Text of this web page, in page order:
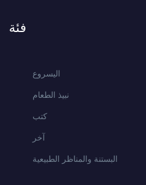
فئة
اليسروع
نبيذ الطعام
كتب
آخر
البستنة والمناظر الطبيعية